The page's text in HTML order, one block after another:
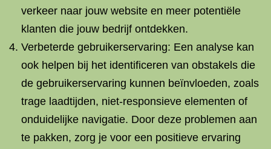
verkeer naar jouw website en meer potentiële
klanten die jouw bedrijf ontdekken.
Verbeterde gebruikerservaring: Een analyse kan
ook helpen bij het identificeren van obstakels die
de gebruikerservaring kunnen beïnvloeden, zoals
trage laadtijden, niet-responsieve elementen of
onduidelijke navigatie. Door deze problemen aan
te pakken, zorg je voor een positieve ervaring